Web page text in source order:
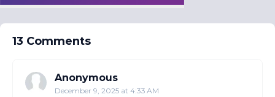
13 Comments
Anonymous
December 9, 2025 at 4:33 AM